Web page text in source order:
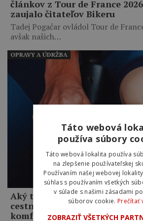
článkov z Tour de France
zaujalo čitateľov Bikeru
Tadej Pogačar ovládol Tour de
avšak našich…
Aký tlak by ste mali mať v
cestnom bicykli a ako nájsť
komfortom a rýchlosťou?
OPRAVY A ÚDRŽBA
Táto webová
používa súbory
Táto webová lokalita používa
na zlepšenie používateľskej
Používaním našej webovej
súhlas s používaním všetkých
v súlade s našimi zásadami
súborov cookie. Prečítať
ZOBRAZIŤ VŠETKÝCH